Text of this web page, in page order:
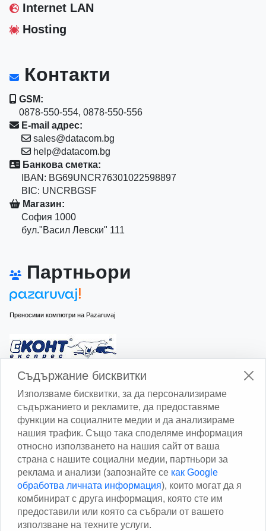
Internet LAN
Hosting
Контакти
GSM:
0878-550-554, 0878-550-556
E-mail адрес:
sales@datacom.bg
help@datacom.bg
Банкова сметка:
IBAN: BG69UNCR76301022598897
BIC: UNCRBGSF
Магазин:
София 1000
бул."Васил Левски" 111
Партньори
Преносими компютри на Pazaruvaj
Изчисли доставката с Еконт
Изчисли доставката със Спиди
Facebook
Съдържание бисквитки
Използваме бисквитки, за да персонализираме
съдържанието и рекламите, да предоставяме
функции на социалните медии и да анализираме
нашия трафик. Също така споделяме информация
относно използването на нашия сайт от ваша
страна с нашите социални медии, партньори за
реклама и анализи (запознайте се как Google
обработва личната информация), които могат да я
комбинират с друга информация, която сте им
предоставили или която са събрали от вашето
използване на техните услуги.